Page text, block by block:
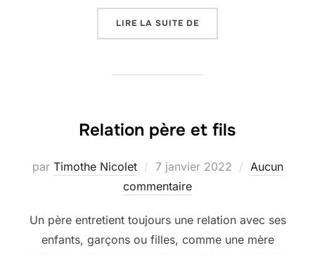
LIRE LA SUITE DE
Relation père et fils
par Timothe Nicolet
Publié
le
7 janvier 2022
Aucun
commentaire
Un père entretient toujours une relation avec ses
enfants, garçons ou filles, comme une mère